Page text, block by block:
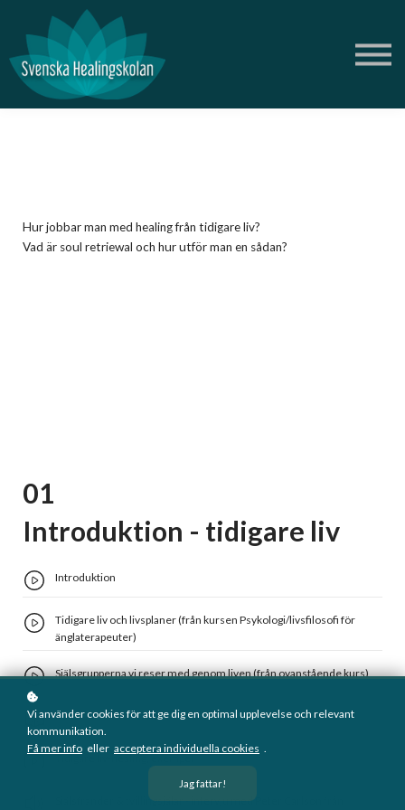
Hur jobbar man med healing från tidigare liv?
Vad är soul retriewal och hur utför man en sådan?
01
Introduktion - tidigare liv
Introduktion
Tidigare liv och livsplaner (från kursen Psykologi/livsfilosofi för
änglaterapeuter)
Själsgrupperna vi reser med genom liven (från ovanstående kurs)
Karma, livsläxor etc
Tidigare liv-healing, exempel
Själsfränder & tvillingsjälar - intervju med Peter Carlson från
Vi använder cookies för att ge dig en optimal upplevelse och relevant
kommunikation.
Få mer info eller acceptera individuella cookies .
Jag fattar!